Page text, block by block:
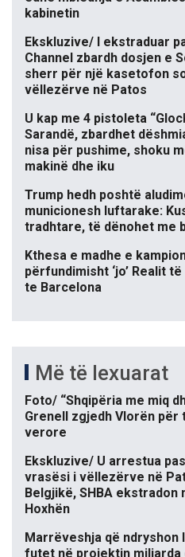
kabinetin
Ekskluzive/ I ekstraduar
Channel zbardh dosjen e
sherr për një kasetofon
vëllezërve në Patos
U kap me 4 pistoleta
Sarandë, zbardhet
nisa për pushime, shoku
makinë dhe iku
Trump hedh poshtë
municionesh luftarake:
tradhtare, të dënohet me
Kthesa e madhe e
përfundimisht ‘jo’ Realit
te Barcelona
Më të lexuarat
Foto/ “Shqipëria me miq
Grenell zgjedh Vlorën për
verore
Ekskluzive/ U arrestua
vrasësi i vëllezërve në
Belgjikë, SHBA ekstradon
Hoxhën
Marrëveshja që ndryshon
futet në projektin miliarda